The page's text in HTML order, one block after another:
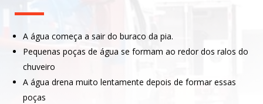
A água começa a sair do buraco da pia.
Pequenas poças de água se formam ao redor dos ralos do
chuveiro
A água drena muito lentamente depois de formar essas
poças